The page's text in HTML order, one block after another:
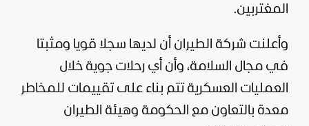
المغتربين.
وأعلنت شركة الطيران أن لديها سجلا قويا ومثبتا
في مجال السلامة، وأن أي رحلات جوية خلال
العمليات العسكرية تتم بناء على تقييمات للمخاطر
معدة بالتعاون مع الحكومة وهيئة الطيران